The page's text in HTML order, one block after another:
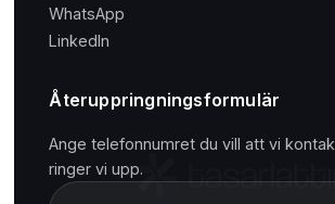
WhatsApp
LinkedIn
Återuppringningsformulär
Ange telefonnumret du vill att vi
ringer vi upp.